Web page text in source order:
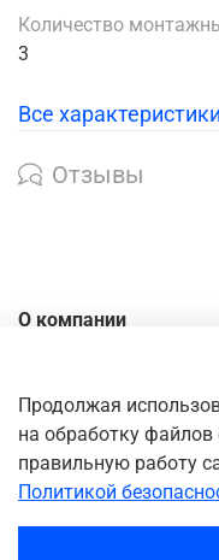
Количество
3
Все характеристики
Отзывы
О компании
Доставка
Оплата
Личный кабинет
Продолжая
на обработку
правильную работу
Политикой